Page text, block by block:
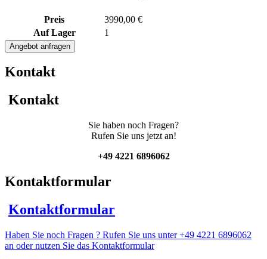
Preis
3990,00 €
Auf Lager
1
350L
Edelstahl
Rührwerksbehälter
mit
Menge
Angebot anfragen
Kontakt
Kontakt
Sie haben noch Fragen?
Rufen Sie uns jetzt an!
+49 4221 6896062
Kontaktformular
Kontaktformular
Haben Sie noch Fragen ? Rufen Sie uns unter +49 4221 6896062
an oder nutzen Sie das Kontaktformular